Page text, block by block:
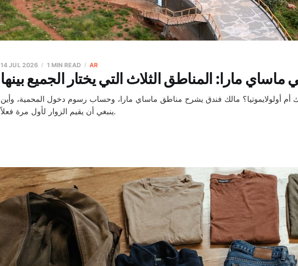
ماساي مارا: المناطق الثلاث التي يختار الجميع بينها
14 JUL 2026 1 MIN READ AR
أم أولولايموتيا؟ مالك فندق يشرح مناطق ماساي مارا، وحساب رسوم دخول المحمية، وأين
ينبغي أن يقيم الزوار لأول مرة فعلاً.